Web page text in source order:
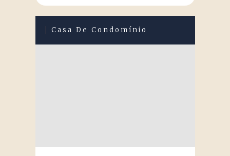
Casa De Condomínio